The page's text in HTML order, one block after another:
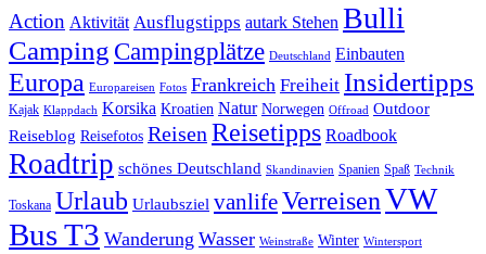
Action Aktivität Ausflugstipps autark Stehen Bulli
Camping Campingplätze Deutschland Einbauten
Europa Europareisen Fotos Frankreich Freiheit Insidertipps
Kajak Klappdach Korsika Kroatien Natur Norwegen Offroad Outdoor
Reiseblog Reisefotos ReisenReisetipps Roadbook
Roadtrip schönes Deutschland Skandinavien Spanien Spaß Technik
Toskana Urlaub Urlaubsziel vanlifeVerreisenVW
Bus T3 Wanderung Wasser Weinstraße Winter Wintersport